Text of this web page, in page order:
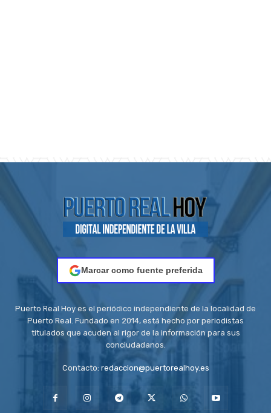
Marcar como fuente preferida
Puerto Real Hoy es el periódico independiente de la localidad de
Puerto Real. Fundado en 2014, está hecho por periodistas
titulados que acuden al rigor de la información para sus
conciudadanos.
Contacto: redaccion@puertorealhoy.es